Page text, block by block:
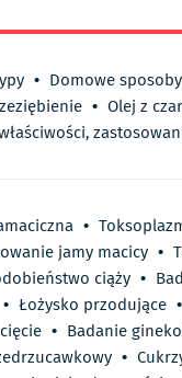
• Domowe
• Olej z
•
jamy macicy •
ciąży •
• Łożysko przodujące •
• Badanie
•